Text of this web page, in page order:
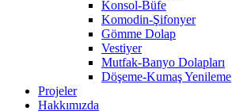
Konsol-Büfe
Komodin-Şifonyer
Gömme Dolap
Vestiyer
Mutfak-Banyo Dolapları
Döşeme-Kumaş Yenileme
Projeler
Hakkımızda